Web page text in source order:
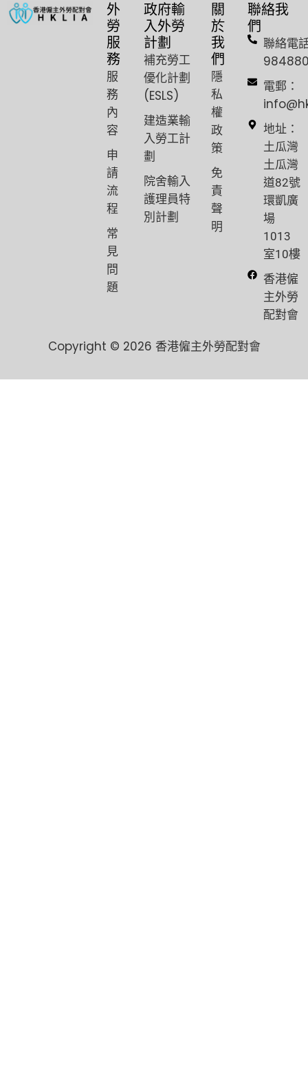
外
勞
服
務
服
務
內
容
申
請
流
程
常
見
問
題
政府輸
入外勞
計劃
補充勞工
優化計劃
(ESLS)
建造業輸
入勞工計
劃
院舍輸入
護理員特
別計劃
關
於
我
們
隱
私
權
政
策
免
責
聲
明
聯絡我
們
聯絡電
電郵：
地址：
土瓜灣
土瓜灣
道82號
環凱廣
場
1013
室10樓
香港僱
主外勞
配對會
Copyright © 2026 香港僱主外勞配對會